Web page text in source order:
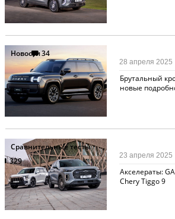
Новости34
Брутальный
новые
28 апреля 2025
Сравнительные тесты
329
Акселераты:
Chery Tiggo 9
23 апреля 2025